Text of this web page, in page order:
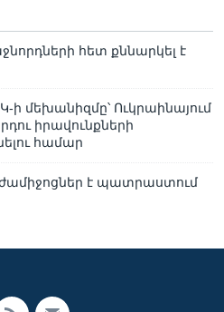
հետ քննարկել է
ի մեխանիզմը՝ Ուկրաինայում
իրավունքների
համար
է պատրաստում